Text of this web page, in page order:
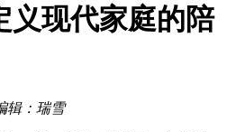
义现代家庭的陪
辑：瑞雪